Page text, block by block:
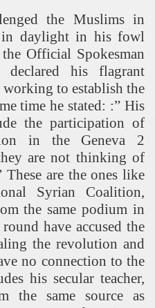
the Muslims in
in daylight in his fowl
Official Spokesman
declared his flagrant
to establish the
time he stated: :” His
the participation of
in the Geneva 2
are not thinking of
are the ones like
Syrian Coalition,
the same podium in
have accused the
the revolution and
no connection to the
his secular teacher,
the same source as